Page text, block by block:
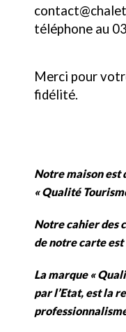
téléphone au
Merci pour
fidélité.
Notre maison est
« Qualité
Notre cahier des
de notre carte est
La marque «
par l’Etat, est la